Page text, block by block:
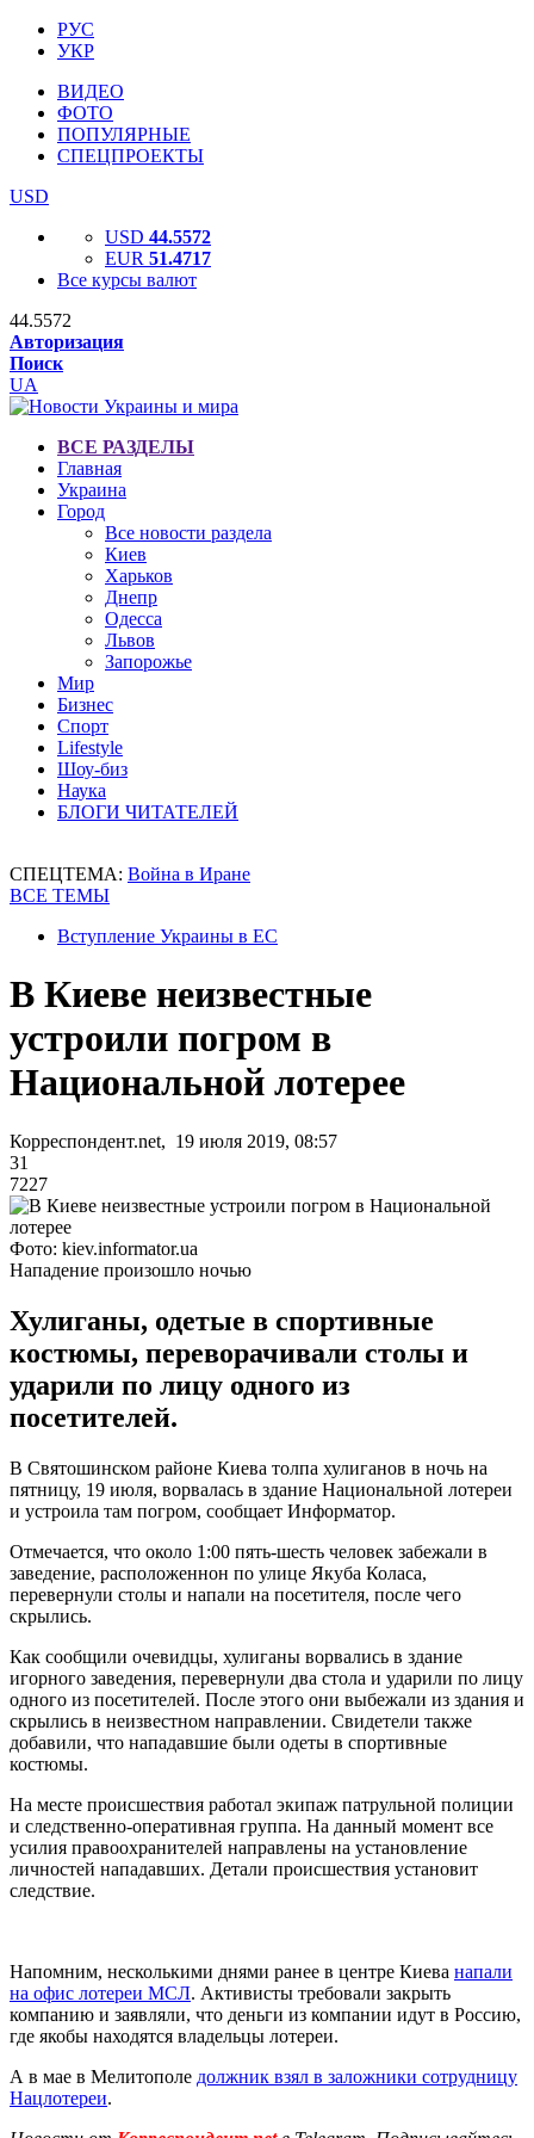
РУС
УКР
ВИДЕО
ФОТО
ПОПУЛЯРНЫЕ
СПЕЦПРОЕКТЫ
USD
USD 44.5572
EUR 51.4717
Все курсы валют
44.5572
Авторизация
Поиск
UA
ВСЕ РАЗДЕЛЫ
Главная
Украина
Город
Все новости раздела
Киев
Харьков
Днепр
Одесса
Львов
Запорожье
Мир
Бизнес
Спорт
Lifestyle
Шоу-биз
Наука
БЛОГИ ЧИТАТЕЛЕЙ
СПЕЦТЕМА: Война в Иране
ВСЕ ТЕМЫ
Вступление Украины в ЕС
В Киеве неизвестные
устроили погром в
Национальной лотерее
Корреспондент.net, 19 июля 2019, 08:57
31
7227
Фото: kiev.informator.ua
Нападение произошло ночью
Хулиганы, одетые в спортивные
костюмы, переворачивали столы и
ударили по лицу одного из
посетителей.
В Святошинском районе Киева толпа хулиганов в ночь на
пятницу, 19 июля, ворвалась в здание Национальной лотереи
и устроила там погром, сообщает Информатор.
Отмечается, что около 1:00 пять-шесть человек забежали в
заведение, расположеннон по улице Якуба Коласа,
перевернули столы и напали на посетителя, после чего
скрылись.
Как сообщили очевидцы, хулиганы ворвались в здание
игорного заведения, перевернули два стола и ударили по лицу
одного из посетителей. После этого они выбежали из здания и
скрылись в неизвестном направлении. Свидетели также
добавили, что нападавшие были одеты в спортивные
костюмы.
На месте происшествия работал экипаж патрульной полиции
и следственно-оперативная группа. На данный момент все
усилия правоохранителей направлены на установление
личностей нападавших. Детали происшествия установит
следствие.
Напомним, несколькими днями ранее в центре Киева напали
на офис лотереи МСЛ. Активисты требовали закрыть
компанию и заявляли, что деньги из компании идут в Россию,
где якобы находятся владельцы лотереи.
А в мае в Мелитополе должник взял в заложники сотрудницу
Нацлотереи.